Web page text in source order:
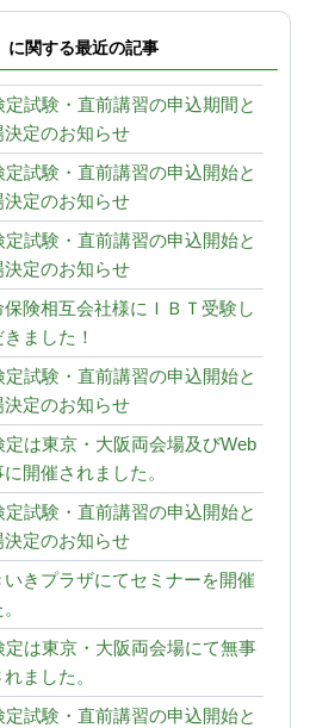
に関する最近の記事
定試験・直前講習の申込期間と
定のお知らせ
定試験・直前講習の申込開始と
定のお知らせ
定試験・直前講習の申込開始と
定のお知らせ
保険相互会社様にＩＢＴ受験し
ました！
定試験・直前講習の申込開始と
定のお知らせ
定は東京・大阪両会場及びWeb
開催されました。
定試験・直前講習の申込開始と
定のお知らせ
いきプラザにてセミナーを開催
定は東京・大阪両会場にて無事
ました。
定試験・直前講習の申込開始と